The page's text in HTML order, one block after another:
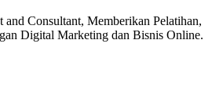
Consultant, Memberikan Pelatihan,
Digital Marketing dan Bisnis Online.